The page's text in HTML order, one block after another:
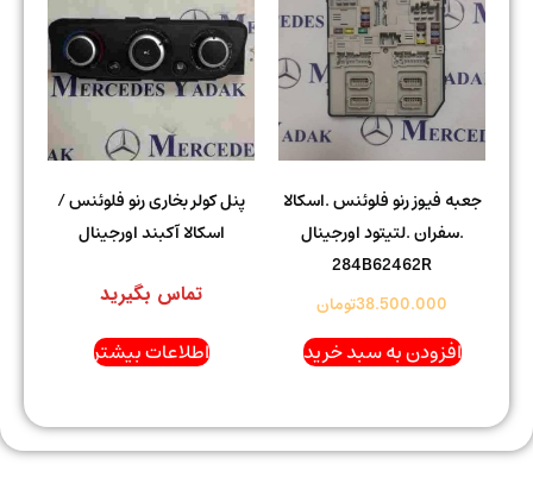
جعبه فیوز رنو فلوئنس .اسکالا
.سفران .لتیتود اورجینال
284B62462R
38.500.000تومان
افزودن به سبد خرید
پنل کولر بخاری رنو فلوئنس /
اسکالا آکبند اورجینال
تماس بگیرید
اطلاعات بیشتر